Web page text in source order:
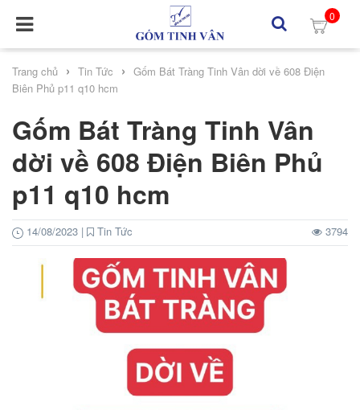
0
Trang chủ › Tin Tức › Gốm Bát Tràng Tinh Vân dời về 608 Điện
Biên Phủ p11 q10 hcm
Gốm Bát Tràng Tinh Vân
dời về 608 Điện Biên Phủ
p11 q10 hcm
14/08/2023 | Tin Tức 3794